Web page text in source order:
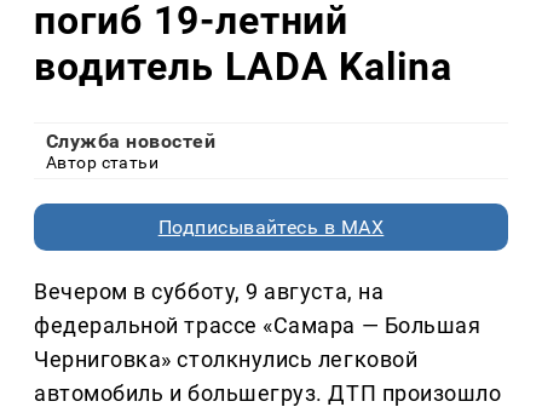
погиб 19-летний
водитель LADA Kalina
Служба новостей
Автор статьи
Подписывайтесь в MAX
Вечером в субботу, 9 августа, на
федеральной трассе «Самара — Большая
Черниговка» столкнулись легковой
автомобиль и большегруз. ДТП произошло